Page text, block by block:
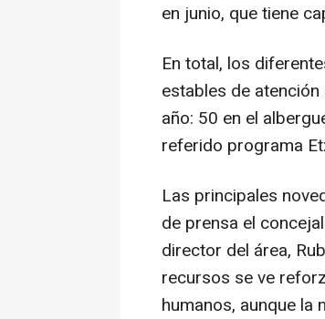
en junio, que tiene
En total, los
estables de
año: 50 en el
referido programa
Las principales
de prensa el
director del área,
recursos se ve
humanos, aunque la